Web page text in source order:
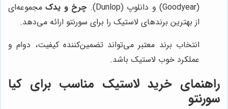
(Goodyear) و دانلوپ (Dunlop).
چرخ و یدکمجموعه‌ای
از بهترین برندهای لاستیک را برای سورنتو ارائه می‌دهد.
انتخاب برند معتبر می‌تواند تضمین‌کننده کیفیت، دوام و
عملکرد خوب لاستیک باشد.
راهنمای خرید لاستیک مناسب برای کیا
سورنتو